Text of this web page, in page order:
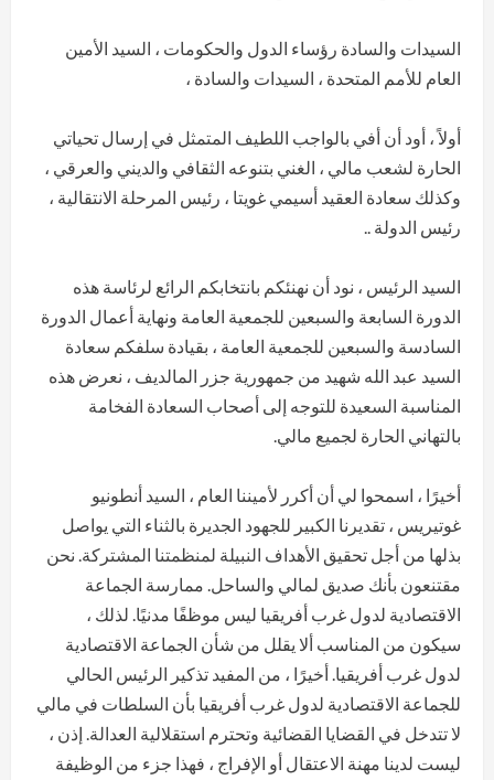
السيدات والسادة رؤساء الدول والحكومات ، السيد الأمين
العام للأمم المتحدة ، السيدات والسادة ،
أولاً ، أود أن أفي بالواجب اللطيف المتمثل في إرسال تحياتي
الحارة لشعب مالي ، الغني بتنوعه الثقافي والديني والعرقي ،
وكذلك سعادة العقيد أسيمي غويتا ، رئيس المرحلة الانتقالية ،
رئيس الدولة ..
السيد الرئيس ، نود أن نهنئكم بانتخابكم الرائع لرئاسة هذه
الدورة السابعة والسبعين للجمعية العامة ونهاية أعمال الدورة
السادسة والسبعين للجمعية العامة ، بقيادة سلفكم سعادة
السيد عبد الله شهيد من جمهورية جزر المالديف ، نعرض هذه
المناسبة السعيدة للتوجه إلى أصحاب السعادة الفخامة
بالتهاني الحارة لجميع مالي.
أخيرًا ، اسمحوا لي أن أكرر لأميننا العام ، السيد أنطونيو
غوتيريس ، تقديرنا الكبير للجهود الجديرة بالثناء التي يواصل
بذلها من أجل تحقيق الأهداف النبيلة لمنظمتنا المشتركة. نحن
مقتنعون بأنك صديق لمالي والساحل. ممارسة الجماعة
الاقتصادية لدول غرب أفريقيا ليس موظفًا مدنيًا. لذلك ،
سيكون من المناسب ألا يقلل من شأن الجماعة الاقتصادية
لدول غرب أفريقيا. أخيرًا ، من المفيد تذكير الرئيس الحالي
للجماعة الاقتصادية لدول غرب أفريقيا بأن السلطات في مالي
لا تتدخل في القضايا القضائية وتحترم استقلالية العدالة. إذن ،
ليست لدينا مهنة الاعتقال أو الإفراج ، فهذا جزء من الوظيفة